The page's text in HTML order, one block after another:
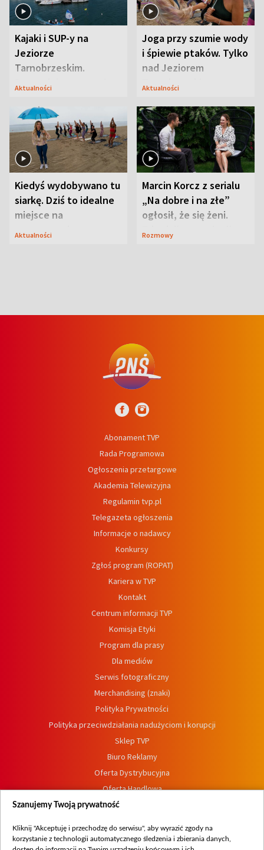
Kajaki i SUP-y na
Jeziorze
Tarnobrzeskim.
Przyrodnicy zwracają
Aktualności
Joga przy szumie wody
i śpiewie ptaków. Tylko
nad Jeziorem
Tarnobrzeskim
Aktualności
Kiedyś wydobywano tu
siarkę. Dziś to idealne
miejsce na
wypoczynek
Aktualności
Marcin Korcz z serialu
„Na dobre i na złe”
ogłosił, że się żeni.
Zdradził, co zmienił
Rozmowy
Abonament TVP
Rada Programowa
Ogłoszenia przetargowe
Akademia Telewizyjna
Regulamin tvp.pl
Telegazeta ogłoszenia
Informacje o nadawcy
Konkursy
Zgłoś program (ROPAT)
Kariera w TVP
Kontakt
Centrum informacji TVP
Komisja Etyki
Program dla prasy
Dla mediów
Serwis fotograficzny
Merchandising (znaki)
Polityka Prywatności
Polityka przeciwdziałania nadużyciom i korupcji
Sklep TVP
Biuro Reklamy
Oferta Dystrybucyjna
Oferta Handlowa
Dostępność
Procedura zgłoszeń wewnętrznych
Szanujemy Twoją prywatność
Kliknij "Akceptuję i przechodzę do serwisu", aby wyrazić zgody na
korzystanie z technologii automatycznego śledzenia i zbierania danych,